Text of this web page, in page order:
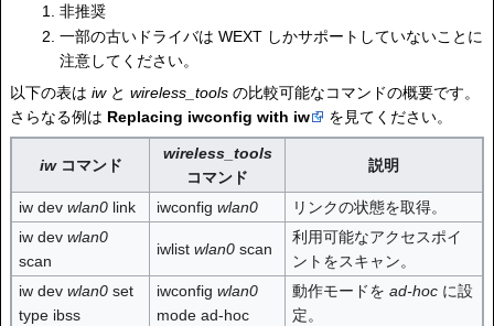
非推奨
一部の古いドライバは WEXT しかサポートしていないことに
注意してください。
以下の表は iwと wireless_tools の比較可能なコマンドの概要です。
さらなる例は Replacing iwconfig with iw を見てください。
iwコマンド
wireless_tools
コマンド
説明
iw dev wlan0link iwconfig wlan0
リンクの状態を取得。
iw dev wlan0
scan
iwlist wlan0scan
利用可能なアクセスポイ
ントをスキャン。
iw dev wlan0set
type ibss
iwconfig wlan0
mode ad-hoc
動作モードを ad-hocに設
定。